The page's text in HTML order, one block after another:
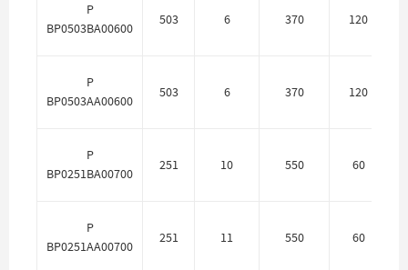
P
BP0503BA00600
503 6 370 120
P
BP0503AA00600
503 6 370 120
P
BP0251BA00700
251 10 550 60
P
BP0251AA00700
251 11 550 60